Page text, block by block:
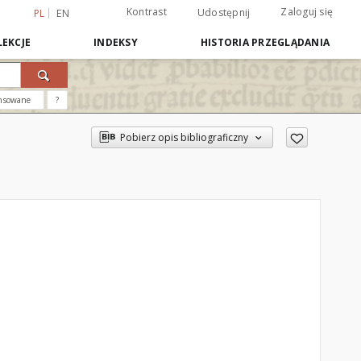
PL EN Kontrast Udostępnij Zaloguj się
INDEKSY HISTORIA PRZEGLĄDANIA
?
Pobierz opis bibliograficzny